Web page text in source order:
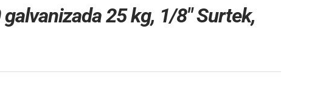
25 kg, 1/8″ Surtek,